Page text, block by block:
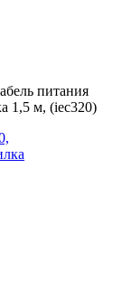
питания
1,5 м, (iec320)